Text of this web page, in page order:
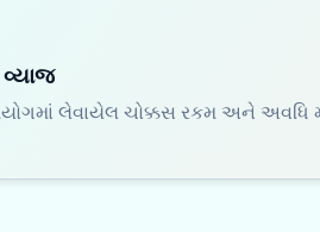
લેવાયેલ ચોક્કસ રકમ અને અવધિ